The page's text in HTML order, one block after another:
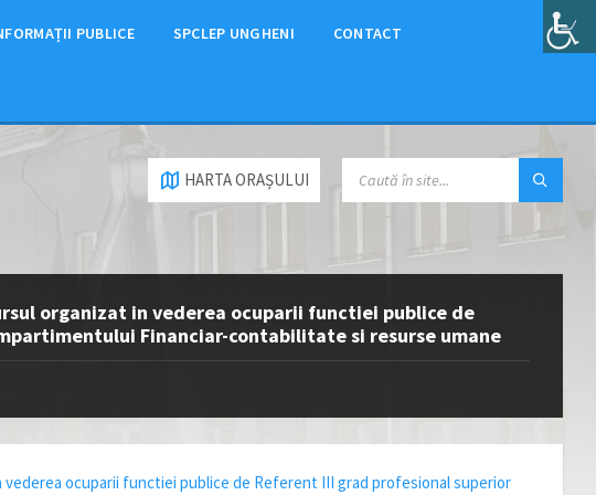
PUBLICE SPCLEP UNGHENI CONTACT
HARTA ORAȘULUI
organizat in vederea ocuparii functiei publice de
Financiar-contabilitate si resurse umane
ocuparii functiei publice de Referent III grad profesional superior